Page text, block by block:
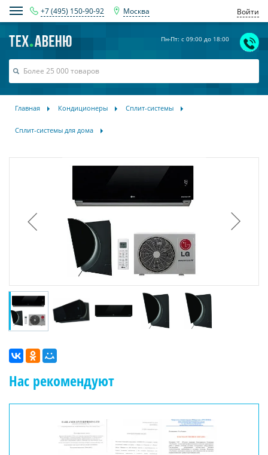
+7 (495) 150-90-92 Москва Войти
Пн-Пт: с 09:00 до 18:00
Главная Кондиционеры Сплит-системы
Сплит-системы для дома
Нас рекомендуют